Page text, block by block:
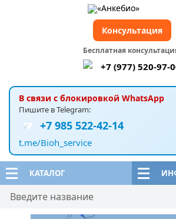
КАТАЛОГ
В связи с блокировкой WhatsApp
Пишите в Telegram:
+7 985 522-42-14
t.me/Bioh_service
Бесплатная
+7 (977) 520-97-
Консультация